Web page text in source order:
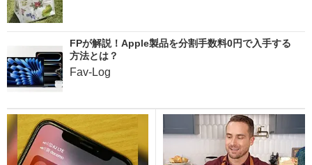
FPが解説！Apple製品を分割手数料0円で入手する
方法とは？
Fav-Log